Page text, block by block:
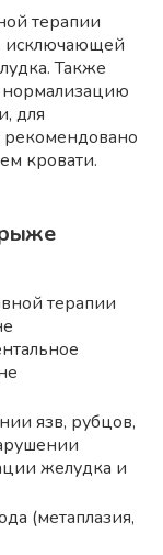
терапии
исключающей
Также
для
кровати.
терапии
язв, рубцов,
желудка и
(метаплазия,